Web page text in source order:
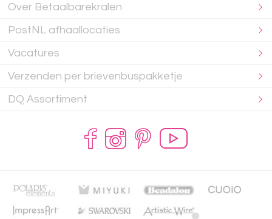
Over Betaalbarekralen
PostNL afhaallocaties
Vacatures
Verzenden per brievenbuspakketje
DQ Assortiment